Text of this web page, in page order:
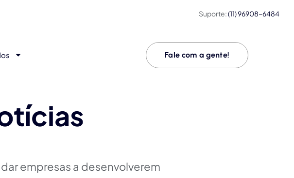
Suporte:(11) 96908-6484
Fale com a gente!
empresas a desenvolverem